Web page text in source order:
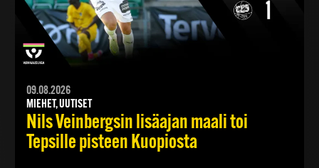
09.08.2026
MIEHET, UUTISET
Nils Veinbergsin lisäajan maali toi
Tepsille pisteen Kuopiosta